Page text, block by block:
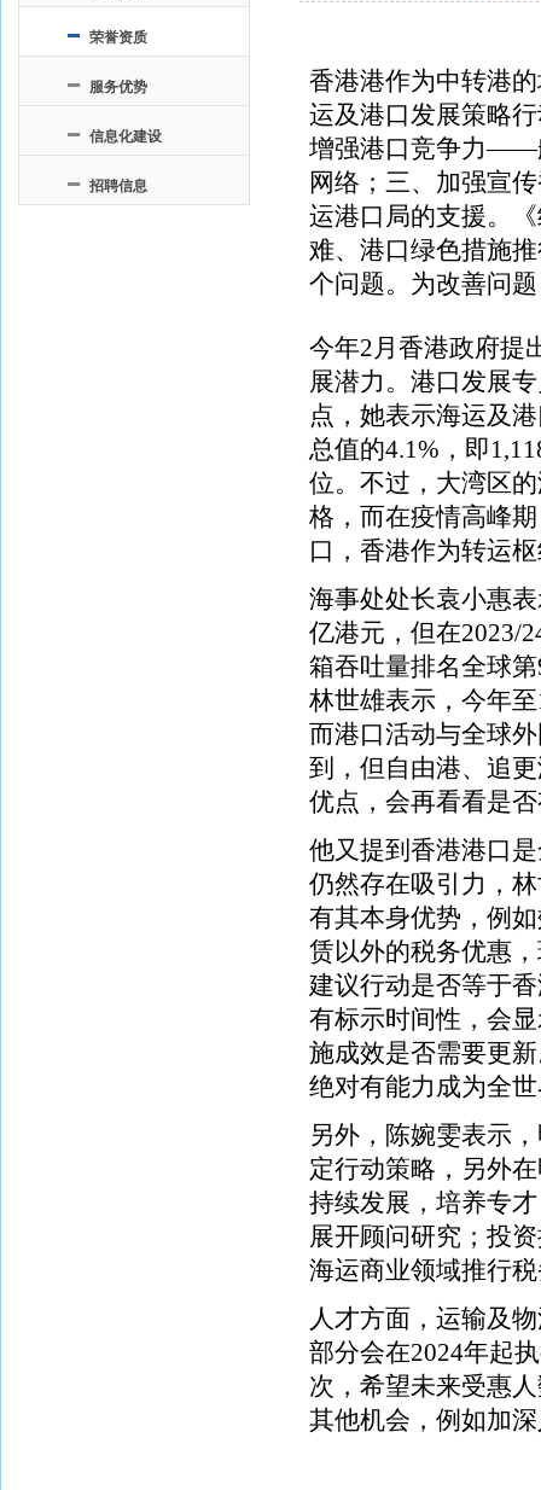
荣誉资质
服务优势
信息化建设
招聘信息
香港港作为中转港
运及港口发展策略
增强港口竞争力——
网络；三、加强宣
运港口局的支援。
难、港口绿色措施
个问题。为改善问
今年2月香港政府提
展潜力。港口发展
点，她表示海运及
总值的4.1%，即
位。不过，大湾区
格，而在疫情高峰
口，香港作为转运
海事处处长袁小惠
亿港元，但在2023/
箱吞吐量排名全球
林世雄表示，今年
而港口活动与全球
到，但自由港、追
优点，会再看看是
他又提到香港港口
仍然存在吸引力，
有其本身优势，例
赁以外的税务优惠
建议行动是否等于
有标示时间性，会
施成效是否需要更
绝对有能力成为全
另外，陈婉雯表示
定行动策略，另外
持续发展，培养专
展开顾问研究；投
海运商业领域推行
人才方面，运输及
部分会在2024年起
次，希望未来受惠
其他机会，例如加